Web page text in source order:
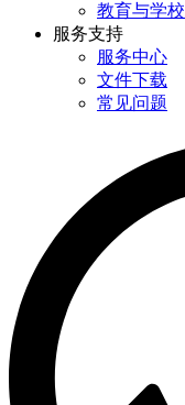
教育与学校
服务支持
服务中心
文件下载
常见问题